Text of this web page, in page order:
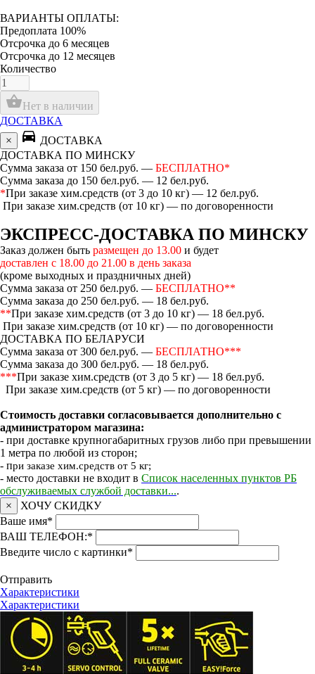
ВАРИАНТЫ ОПЛАТЫ:
Предоплата 100%
Отсрочка до 6 месяцев
Отсрочка до 12 месяцев
Количество
shopping_basketНет в наличии
ДОСТАВКА
×
directions_car ДОСТАВКА
ДОСТАВКА ПО МИНСКУ
Сумма заказа от 150 бел.руб. — БЕСПЛАТНО*
Сумма заказа до 150 бел.руб. — 12 бел.руб.
*При заказе хим.средств (от 3 до 10 кг) — 12 бел.руб.
При заказе хим.средств (от 10 кг) — по договоренности
ЭКСПРЕСС-ДОСТАВКА ПО МИНСКУ
Заказ должен быть размещен до 13.00 и будет
доставлен с 18.00 до 21.00 в день заказа
(кроме выходных и праздничных дней)
Сумма заказа от 250 бел.руб. — БЕСПЛАТНО**
Сумма заказа до 250 бел.руб. — 18 бел.руб.
**При заказе хим.средств (от 3 до 10 кг) — 18 бел.руб.
При заказе хим.средств (от 10 кг) — по договоренности
ДОСТАВКА ПО БЕЛАРУСИ
Сумма заказа от 300 бел.руб. — БЕСПЛАТНО***
Сумма заказа до 300 бел.руб. — 18 бел.руб.
***При заказе хим.средств (от 3 до 5 кг) — 18 бел.руб.
При заказе хим.средств (от 5 кг) — по договоренности
Стоимость доставки согласовывается дополнительно с
администратором магазина:
- при доставке крупногабаритных грузов либо при превышении
1 метра по любой из сторон;
- при заказе хим.средств от 5 кг;
- место доставки не входит в Список населенных пунктов РБ
обслуживаемых службой доставки....
×
ХОЧУ СКИДКУ
Ваше имя*
ВАШ ТЕЛЕФОН:*
Введите число с картинки*
Отправить
Характеристики
Характеристики